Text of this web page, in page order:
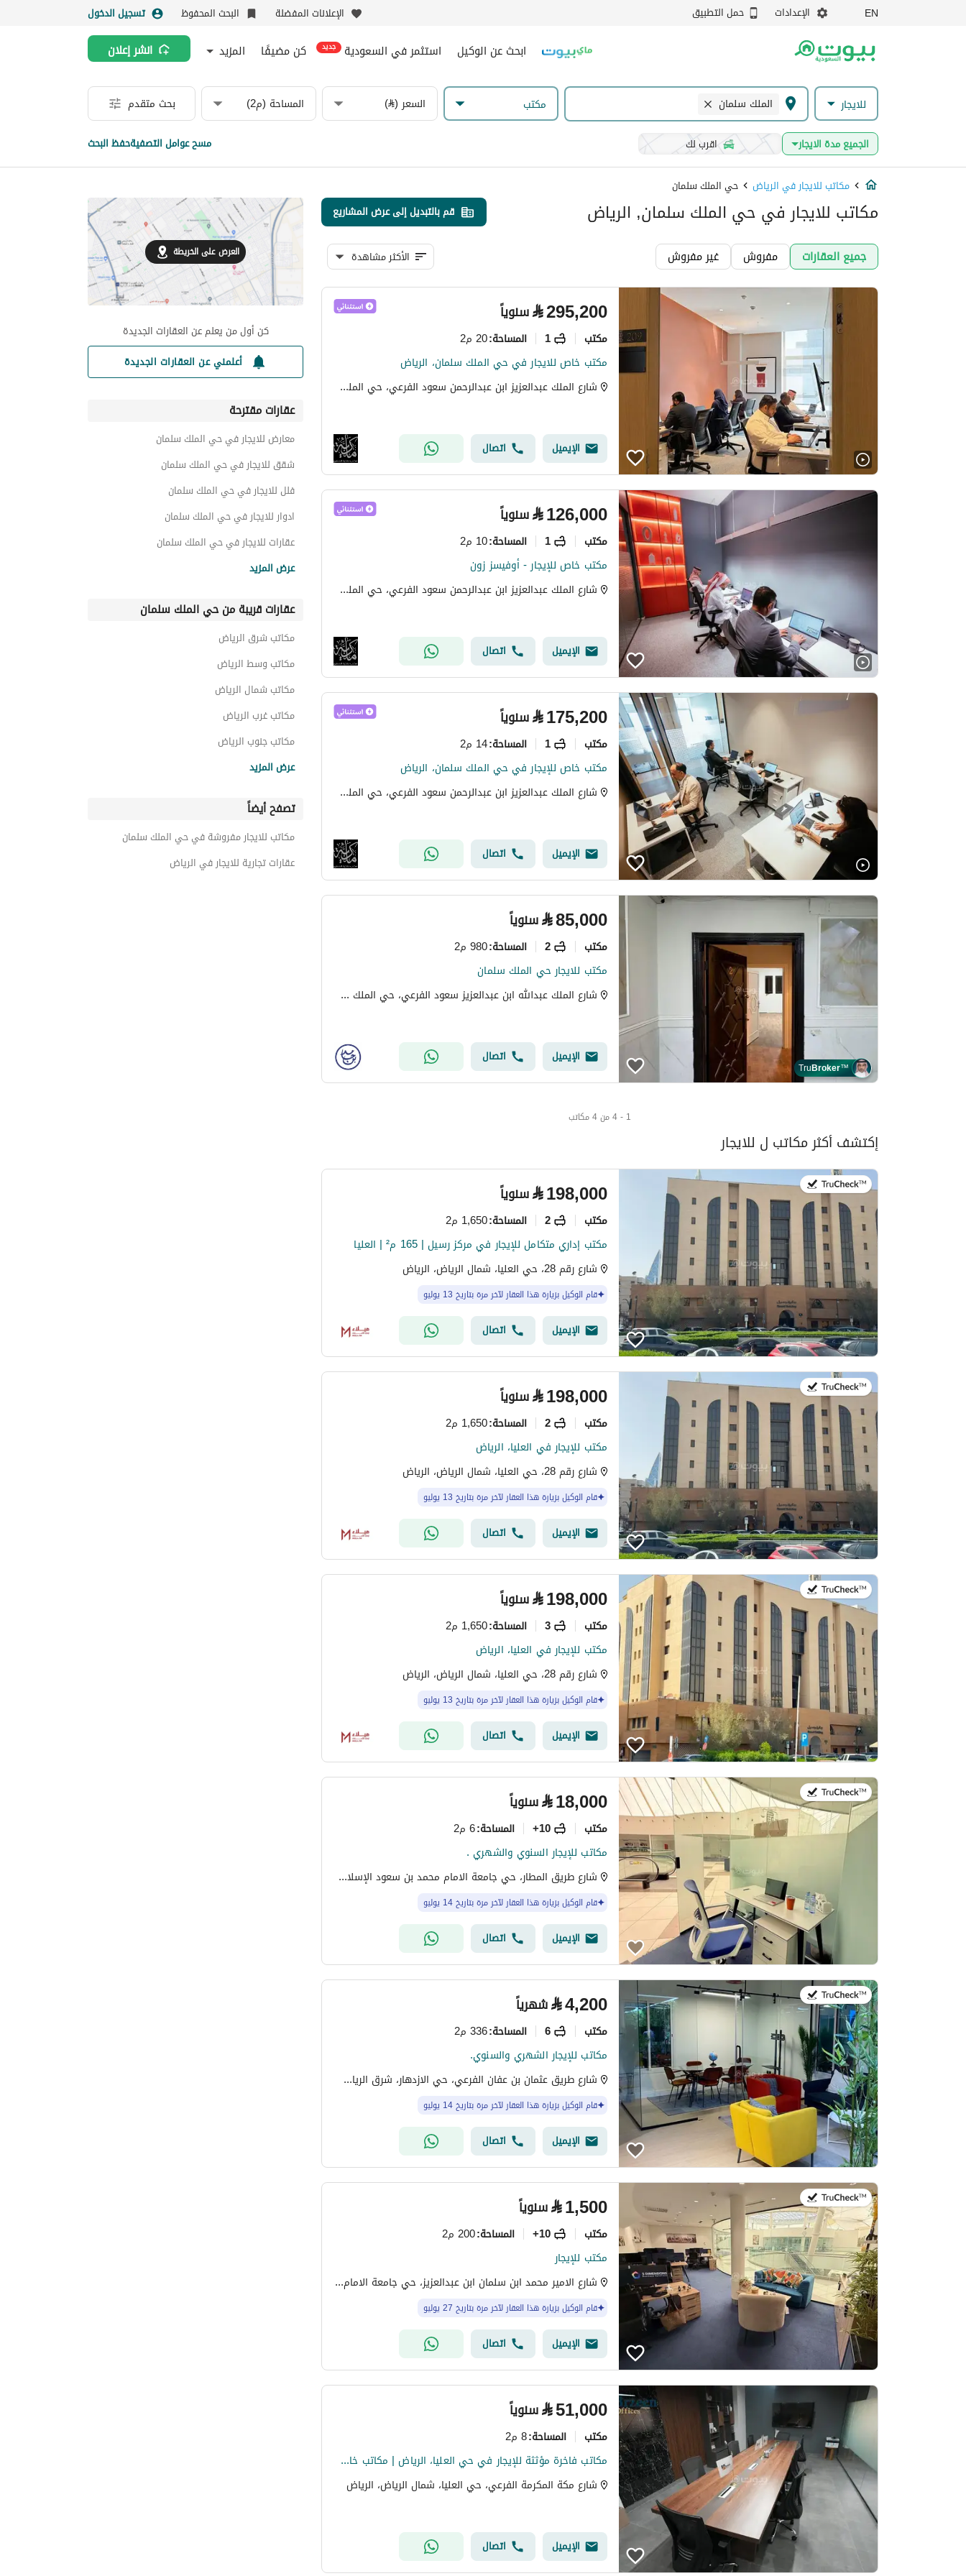
EN الإعدادات حمل التطبيق الإعلانات المفضلة البحث المحفوظ تسجيل الدخول
ابحث عن الوكيل استثمر في السعودية جديد كن مضيفًا المزيد انشر إعلان
للايجار الملك سلمان مکتب السعر (⃁) المساحة (م2) بحث متقدم
الجميع مدة الايجار اقرب لك مسح عوامل التصفيةحفظ البحث
مكاتب للايجار في الرياض حي الملك سلمان
مكاتب للايجار في حي الملك سلمان, الرياض قم بالتبديل إلى عرض المشاريع
جميع العقارات مفروش غير مفروش الأكثر مشاهدة
⃁295,200 سنوياً
مکتب 1 المساحة:20 م2
مكتب خاص للايجار في حي الملك سلمان، الرياض
شارع الملك عبدالعزيز ابن عبدالرحمن سعود الفرعي، حي الملك سلمان، الرياض
الإيميل اتصال
⃁126,000 سنوياً
مکتب 1 المساحة:10 م2
مكتب خاص للإيجار - أوفيسز زون
شارع الملك عبدالعزيز ابن عبدالرحمن سعود الفرعي، حي الملك سلمان، الرياض
الإيميل اتصال
⃁175,200 سنوياً
مکتب 1 المساحة:14 م2
مكتب خاص للإيجار في حي الملك سلمان، الرياض
شارع الملك عبدالعزيز ابن عبدالرحمن سعود الفرعي، حي الملك سلمان، الرياض
الإيميل اتصال
TruBroker™
⃁85,000 سنوياً
مکتب 2 المساحة:980 م2
مكتب للايجار حي الملك سلمان
شارع الملك عبدالله ابن عبدالعزيز سعود الفرعي، حي الملك سلمان، الرياض
الإيميل اتصال
1 - 4 من 4 مكاتب
إكتشف أكثر مكاتب ل للايجار
في:13 يوليو 2026 ⃁198,000 سنوياً
مکتب 2 المساحة:1,650 م2
مكتب إداري متكامل للإيجار في مركز رسيل | 165 م² | العليا
شارع رقم 28، حي العليا، شمال الرياض، الرياض
قام الوكيل بزيارة هذا العقار لآخر مرة بتاريخ 13 يوليو
الإيميل اتصال
في:13 يوليو 2026 ⃁198,000 سنوياً
مکتب 2 المساحة:1,650 م2
مكتب للإيجار في العليا، الرياض
شارع رقم 28، حي العليا، شمال الرياض، الرياض
قام الوكيل بزيارة هذا العقار لآخر مرة بتاريخ 13 يوليو
الإيميل اتصال
في:13 يوليو 2026 ⃁198,000 سنوياً
مکتب 3 المساحة:1,650 م2
مكتب للإيجار في العليا، الرياض
شارع رقم 28، حي العليا، شمال الرياض، الرياض
قام الوكيل بزيارة هذا العقار لآخر مرة بتاريخ 13 يوليو
الإيميل اتصال
⃁18,000 سنوياً
مکتب 10+ المساحة:6 م2
مكاتب للإيجار السنوي والشهري .
شارع طريق المطار، حي جامعة الامام محمد بن سعود الإسلامية، شمال الرياض، الرياض
قام الوكيل بزيارة هذا العقار لآخر مرة بتاريخ 14 يوليو
الإيميل اتصال
في:14 يوليو 2026 ⃁4,200 شهرياً
مکتب 6 المساحة:336 م2
مكاتب للإيجار الشهري والسنوي.
شارع طريق عثمان بن عفان الفرعي، حي الازدهار، شرق الرياض، الرياض
قام الوكيل بزيارة هذا العقار لآخر مرة بتاريخ 14 يوليو
الإيميل اتصال
⃁1,500 سنوياً
مکتب 10+ المساحة:200 م2
مكتب للإيجار
شارع الامير محمد ابن سلمان ابن عبدالعزيز، حي جامعة الامام محمد بن سعود الإسلامية، شمال الرياض، الرياض
قام الوكيل بزيارة هذا العقار لآخر مرة بتاريخ 27 يوليو
الإيميل اتصال
⃁51,000 سنوياً
مکتب المساحة:8 م2
مكاتب فاخرة مؤثثة للإيجار في حي العليا، الرياض | مكاتب خاصة | غرف اجتماعات | موقع أعمال استراتيجي A14
شارع مكة المكرمة الفرعي، حي العليا، شمال الرياض، الرياض
الإيميل اتصال
العرض على الخريطة
كن أول من يعلم عن العقارات الجديدة
أعلمني عن العقارات الجديدة
عقارات مقترحة
معارض للايجار في حي الملك سلمان
شقق للايجار في حي الملك سلمان
فلل للايجار في حي الملك سلمان
ادوار للايجار في حي الملك سلمان
عقارات للايجار في حي الملك سلمان
عرض المزيد
عقارات قريبة من حي الملك سلمان
مكاتب شرق الرياض
مكاتب وسط الرياض
مكاتب شمال الرياض
مكاتب غرب الرياض
مكاتب جنوب الرياض
مكاتب حي الصفراء
مكاتب حي النهضة
مكاتب حي الروضة
عرض المزيد
تصفح أيضاً
مكاتب للايجار مفروشة في حي الملك سلمان
عقارات تجارية للايجار في الرياض